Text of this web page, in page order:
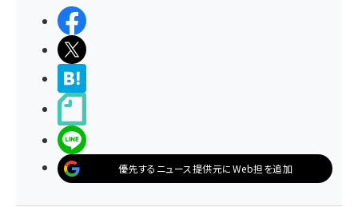
優先するニュース提供元にWeb担を追加